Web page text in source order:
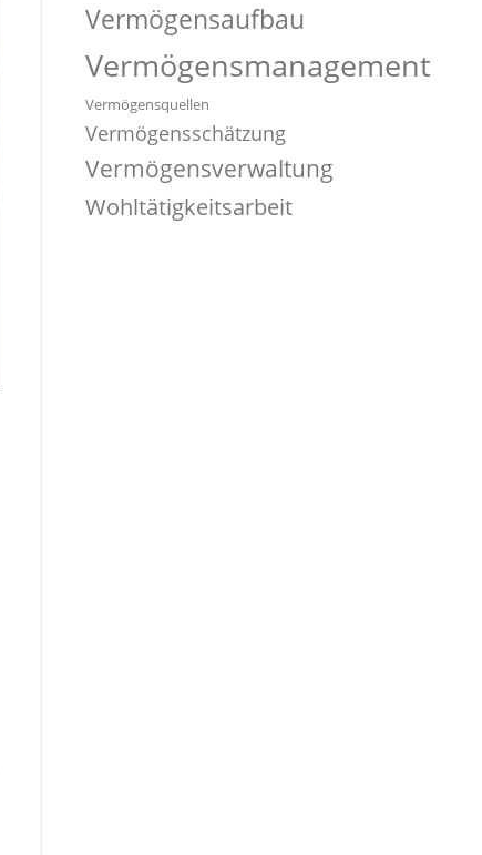
Vermögensaufbau
Vermögensmanagement
Vermögensquellen
Vermögensschätzung
Vermögensverwaltung
Wohltätigkeitsarbeit